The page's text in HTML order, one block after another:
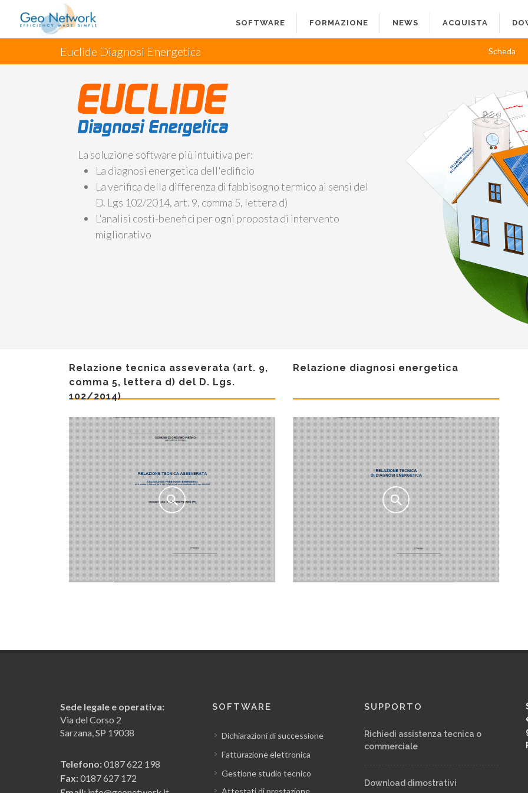
SOFTWARE FORMAZIONE NEWS ACQUISTA
Euclide Diagnosi Energetica Scheda
La soluzione software più intuitiva per:
La diagnosi energetica dell'edificio
La verifica della differenza di fabbisogno termico ai sensi del
D. Lgs 102/2014, art. 9, comma 5, lettera d)
L'analisi costi-benefici per ogni proposta di intervento
migliorativo
Relazione tecnica asseverata (art. 9,
comma 5, lettera d) del D. Lgs.
102/2014)
Relazione diagnosi energetica
Sede legale e operativa:
Via del Corso 2
Sarzana, SP 19038
Telefono:0187 622 198
Fax:0187 627 172
SOFTWARE
Dichiarazioni di successione
Fatturazione elettronica
Gestione studio tecnico
Attestati di prestazione
SUPPORTO
Richiedi assistenza tecnica o
commerciale
Download dimostrativi